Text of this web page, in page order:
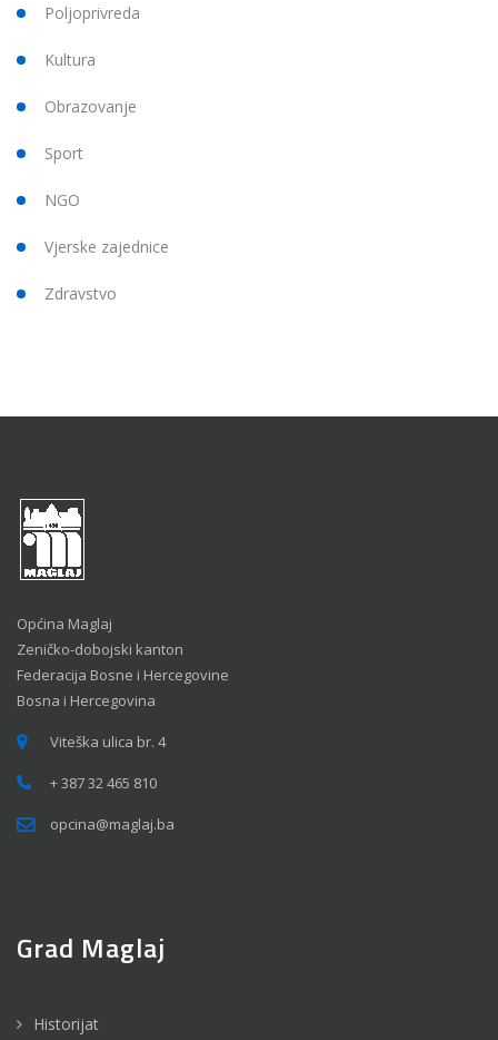
Poljoprivreda
Kultura
Obrazovanje
Sport
NGO
Vjerske zajednice
Zdravstvo
Općina Maglaj
Zeničko-dobojski kanton
Federacija Bosne i Hercegovine
Bosna i Hercegovina
Viteška ulica br. 4
+ 387 32 465 810
opcina@maglaj.ba
Grad Maglaj
Historijat